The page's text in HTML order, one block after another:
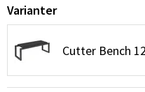
Varianter
Cutter Bench